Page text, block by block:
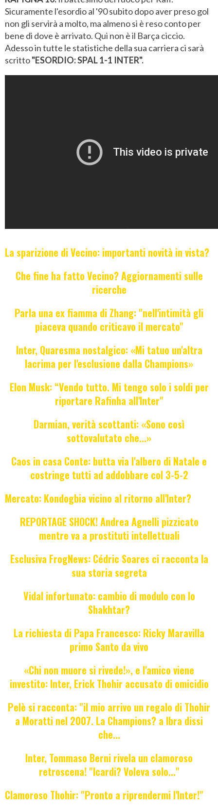
Sicuramente l'esordio al '90 subito dopo aver preso gol
non gli servirà a molto, ma almeno si è reso conto per
bene di dove è arrivato. Qui non è il Barça ciccio.
Adesso in tutte le statistiche della sua carriera ci sarà
scritto"ESORDIO: SPAL 1-1 INTER".
La sparizione di Vecino: importanti novità in vista?
Che fine ha fatto Vecino? Aggiornamenti sulle
ricerche
Parla una ex fiamma di Zhang: "nell'intimità gli
piaceva quando criticavo il mercato"
Inter, Quaresma nostalgico: «Mi tatuo un'altra
lacrima per l'esclusione dalla Champions»
Elon Musk: “Vendo tutto. Mi tengo solo i soldi per
riportare Rafinha all'Inter"
Darmian, verità scottanti: «Sono così
sottovalutato che...»
Caos in casa Conte: butta via l'albero di Natale e
costringe tutti ad addobbare col 3-5-2
Mercato: Kondogbia vicino al ritorno all'Inter?
REPORTAGE SHOCK! Andrea Agnelli pizzicato
mentre va a prostituti intellettuali
Esclusiva FrogNews: Cédric Soares ci racconta la
sua storia segreta
Vidal infortunato: cambio di modulo con lo
Shakhtar?
La richiesta di Papa Francesco: Ricky Maravilla
primo Santo da vivo
«Chi non muore si rivede!», e l'amico viene
investito: Inter, Erick Thohir accusato di omicidio
Pelè si racconta: "il mio arrivo un regalo di Thohir
a Moratti nel 2007. La Champions? a Ibra dissi
che...
Inter, Tommaso Berni rivela un clamoroso
retroscena! "Icardi? Voleva solo..."
Clamoroso Thohir: "Pronto a riprendermi l'Inter!"